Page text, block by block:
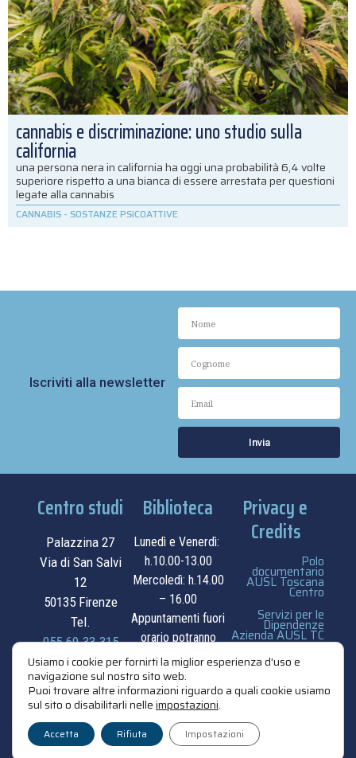
cannabis e discriminazione: uno studio sulla
california
una persona nera in california ha oggi una probabilità 6,4 volte
superiore rispetto a una bianca di essere arrestata per questioni
legate alla cannabis
CANNABIS - SOSTANZE PSICOATTIVE
Iscriviti alla newsletter
Invia
Centro studi
Palazzina 27
Via di San Salvi
12
50135 Firenze
Tel.
055.69.33.315
contatti
Biblioteca
Lunedì e Venerdì:
h.10.00-13.00
Mercoledì: h.14.00
– 16.00
Appuntamenti fuori
orario potranno
essere
concordati su
appuntamento.
contatti
Privacy e
Credits
Polo
documentario
AUSL Toscana
Centro
Servizi per le
Dipendenze
Azienda AUSL TC
privacy e cookie
Usiamo i cookie per fornirti la miglior esperienza d'uso e
navigazione sul nostro sito web.
Puoi trovare altre informazioni riguardo a quali cookie usiamo
sul sito o disabilitarli nelleimpostazioni.
Accetta Rifiuta Impostazioni